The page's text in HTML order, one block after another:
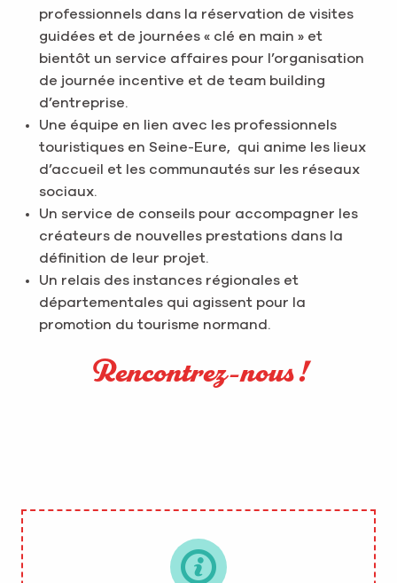
professionnels dans la réservation de visites
guidées et de journées « clé en main » et
bientôt un service affaires pour l’organisation
de journée incentive et de team building
d’entreprise.
Une équipe en lien avec les professionnels
touristiques en Seine-Eure, qui anime les lieux
d’accueil et les communautés sur les réseaux
sociaux.
Un service de conseils pour accompagner les
créateurs de nouvelles prestations dans la
définition de leur projet.
Un relais des instances régionales et
départementales qui agissent pour la
promotion du tourisme normand.
Rencontrez-nous !